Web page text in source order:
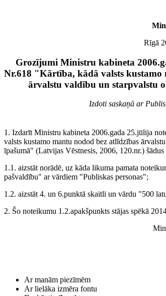
Rīgā
Grozījumi Ministru kabineta
Nr.618 "Kārtība, kādā valsts kustamo
ārvalstu valdību un starpvalstu
Izdoti saskaņā ar
1. Izdarīt Ministru kabineta 2006.gada 25.jūlija
valsts kustamo mantu nodod bez atlīdzības
īpašumā" (Latvijas Vēstnesis, 2006, 120.nr.)
1.1. aizstāt norādē, uz kāda likuma pamata
pašvaldību" ar vārdiem "Publiskas personas";
1.2. aizstāt 4. un 6.punktā skaitli un vārdu "500
2. Šo noteikumu 1.2.apakšpunkts stājas spēkā
Ar manām piezīmēm
Ar lielāka izmēra fontu